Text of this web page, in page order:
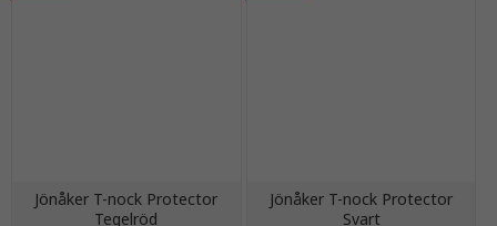
Jönåker T-nock Protector
Tegelröd
Jönåker T-nock Protector
Svart